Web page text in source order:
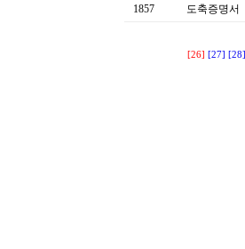
1857
도축증명서
[26] [27] [28]